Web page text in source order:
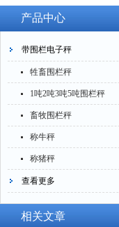
产品中心
带围栏电子秤
牲畜围栏秤
1吨2吨3吨5吨围栏秤
畜牧围栏秤
称牛秤
称猪秤
查看更多
相关文章